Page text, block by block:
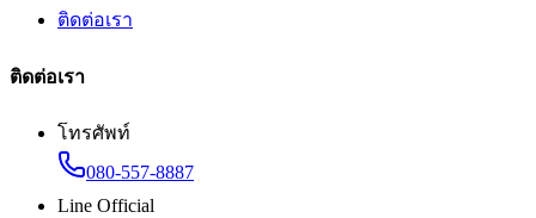
ติดต่อเรา
ติดต่อเรา
โทรศัพท์
080-557-8887
Line Official